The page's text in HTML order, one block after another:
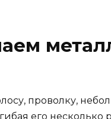
проволку,
его